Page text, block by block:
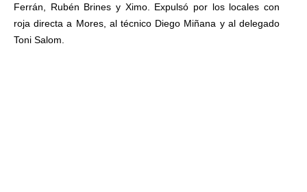
Ferrán, Rubén Brines y Ximo. Expulsó por los locales con
roja directa a Mores, al técnico Diego Miñana y al delegado
Toni Salom.